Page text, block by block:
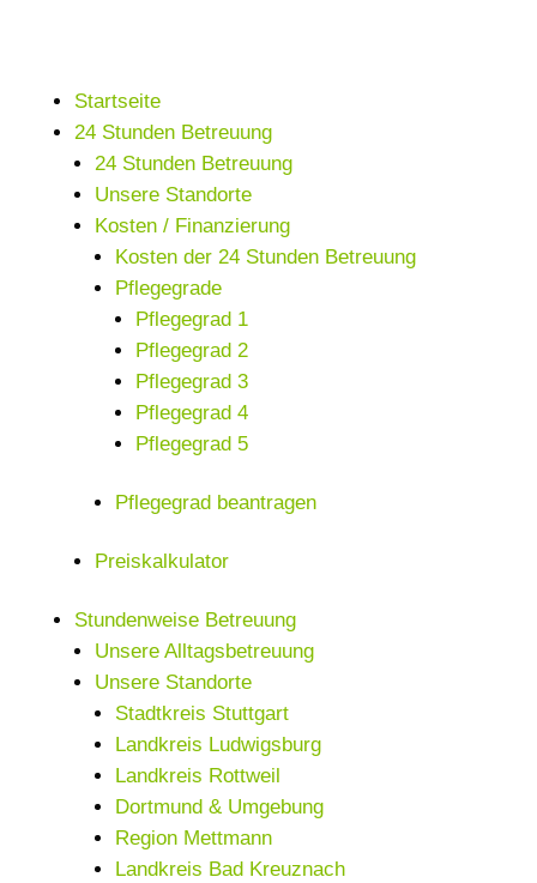
Startseite
24 Stunden Betreuung
24 Stunden Betreuung
Unsere Standorte
Kosten / Finanzierung
Kosten der 24 Stunden Betreuung
Pflegegrade
Pflegegrad 1
Pflegegrad 2
Pflegegrad 3
Pflegegrad 4
Pflegegrad 5
Pflegegrad beantragen
Preiskalkulator
Stundenweise Betreuung
Unsere Alltagsbetreuung
Unsere Standorte
Stadtkreis Stuttgart
Landkreis Ludwigsburg
Landkreis Rottweil
Dortmund & Umgebung
Region Mettmann
Landkreis Bad Kreuznach